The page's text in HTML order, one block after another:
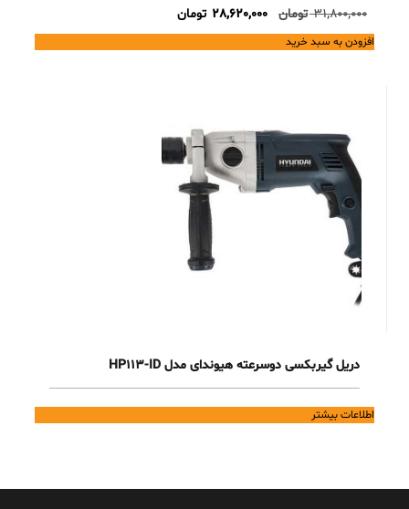
31,800,000 تومان
Original
price
was:
28,620,000 تومانCurrent
price
is:
افزودن به سبد خرید
دریل گیربکسی دوسرعته هیوندای مدل HP113-ID
اطلاعات بیشتر